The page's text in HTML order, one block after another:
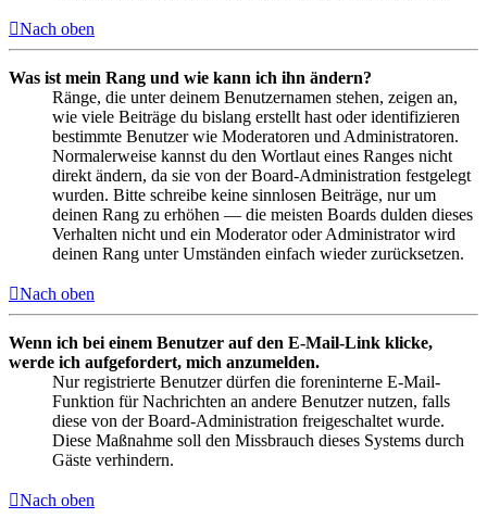
Nach oben
Was ist mein Rang und wie kann ich ihn ändern?
Ränge, die unter deinem Benutzernamen stehen, zeigen an,
wie viele Beiträge du bislang erstellt hast oder identifizieren
bestimmte Benutzer wie Moderatoren und Administratoren.
Normalerweise kannst du den Wortlaut eines Ranges nicht
direkt ändern, da sie von der Board-Administration festgelegt
wurden. Bitte schreibe keine sinnlosen Beiträge, nur um
deinen Rang zu erhöhen — die meisten Boards dulden dieses
Verhalten nicht und ein Moderator oder Administrator wird
deinen Rang unter Umständen einfach wieder zurücksetzen.
Nach oben
Wenn ich bei einem Benutzer auf den E-Mail-Link klicke,
werde ich aufgefordert, mich anzumelden.
Nur registrierte Benutzer dürfen die foreninterne E-Mail-
Funktion für Nachrichten an andere Benutzer nutzen, falls
diese von der Board-Administration freigeschaltet wurde.
Diese Maßnahme soll den Missbrauch dieses Systems durch
Gäste verhindern.
Nach oben